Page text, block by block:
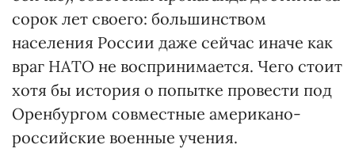
сорок лет своего: большинством
населения России даже сейчас иначе как
враг НАТО не воспринимается. Чего стоит
хотя бы история о попытке провести под
Оренбургом совместные американо-
российские военные учения.